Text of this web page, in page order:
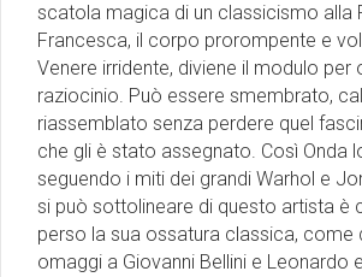
scatola magica di un classicismo alla
Francesca, il corpo prorompente e
Venere irridente, diviene il modulo per
raziocinio. Può essere smembrato,
riassemblato senza perdere quel
che gli è stato assegnato. Così Onda
seguendo i miti dei grandi Warhol e
si può sottolineare di questo artista è
perso la sua ossatura classica, come
omaggi a Giovanni Bellini e Leonardo